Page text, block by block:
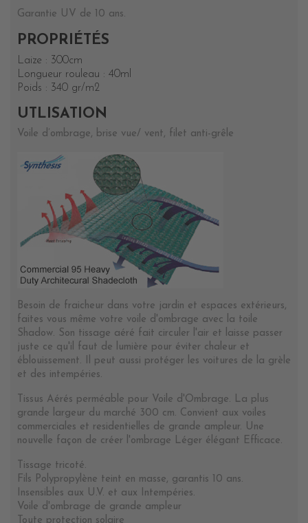
Garantie UV de 10 ans.
PROPRIÉTÉS
Laize : 300cm
Longueur rouleau : 40ml
Poids : 340 gr/m2
UTLISATION
Voile d’ombrage, brise vue/ vent, filet anti-grêle
Besoin de fraicheur dans votre jardin et espaces extérieurs,
faites vous même votre voile d'ombrage avec la toile
Shadow. Son tissage aéré fait circuler l'air et laisse passer
juste ce qu'il faut de lumière pour éviter chaleur et
éblouissement. Il peut aussi protéger les voitures de la grèle
et des intempéries.
Tissus Aérés perméable pour Voile d'Ombrage. La plus
grande largeur du marché 300 cm. Convient aux voiles
commerciales et residentielles de grande ampleur. Une
nouvelle façon de créer l'ombrage Léger élégant Efficace.
Tissage tricoté.
Fils Polypropylène teint en masse, garantis 10 ans.
Insensibles aux U.V. et aux Intempéries.
Voile d'ombrage de grande ampleur
Toute protection solaire